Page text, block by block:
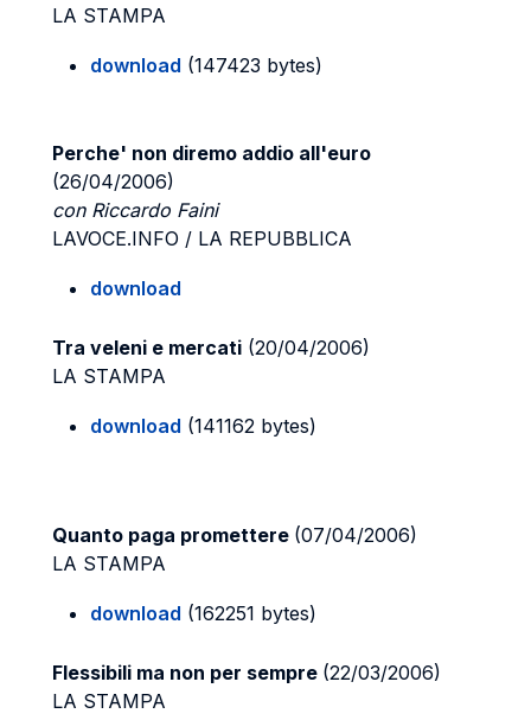
LA STAMPA
download (147423 bytes)
Perche' non diremo addio all'euro
(26/04/2006)
con Riccardo Faini
LAVOCE.INFO / LA REPUBBLICA
download
Tra veleni e mercati (20/04/2006)
LA STAMPA
download (141162 bytes)
Quanto paga promettere (07/04/2006)
LA STAMPA
download (162251 bytes)
Flessibili ma non per sempre (22/03/2006)
LA STAMPA